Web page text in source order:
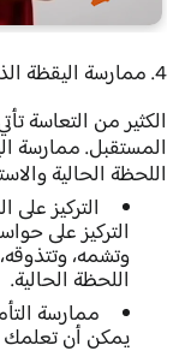
4. ممارسة اليقظة الذهنية والعيش في اللحظة الحاضرة:
الكثير من التعاسة
المستقبل. ممارسة
اللحظة الحالية
التركيز
التركيز على
وتشمه،
اللحظة الحالية.
ممارسة
يمكن أن